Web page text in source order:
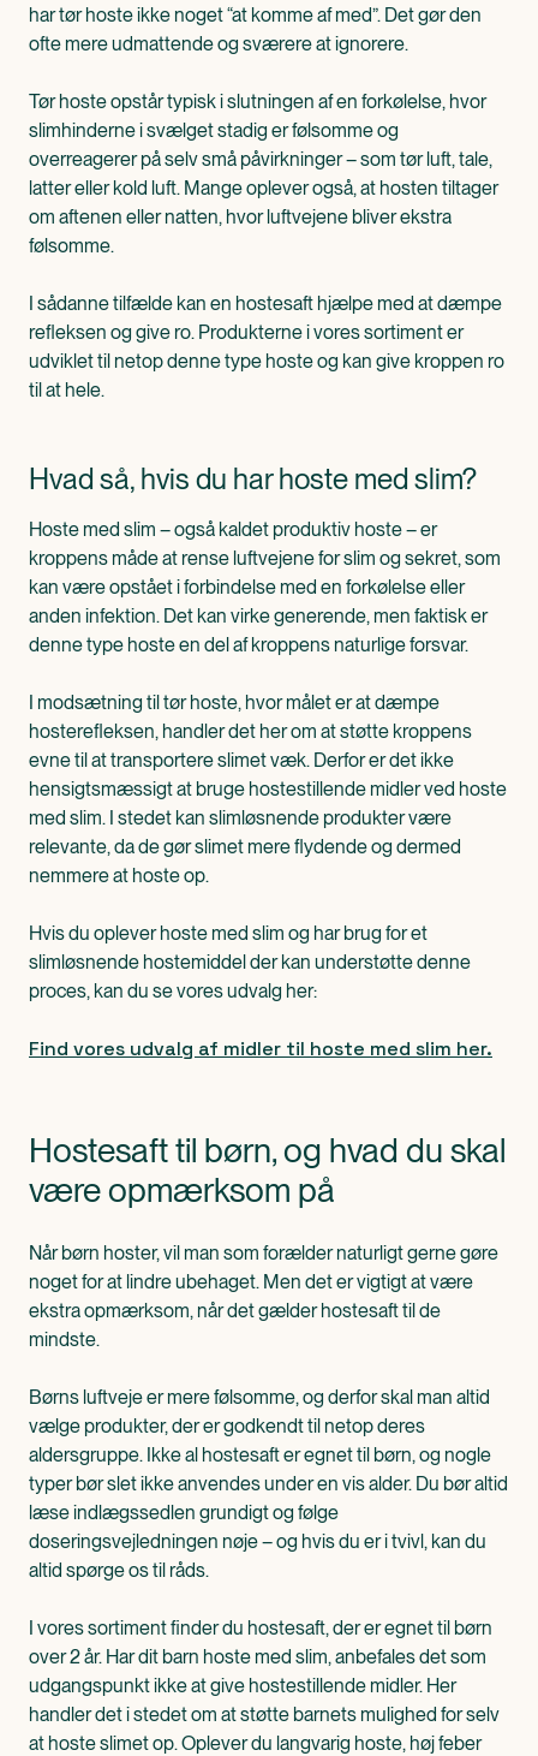
har tør hoste ikke noget “at komme af med”. Det gør den
ofte mere udmattende og sværere at ignorere.
Tør hoste opstår typisk i slutningen af en forkølelse, hvor
slimhinderne i svælget stadig er følsomme og
overreagerer på selv små påvirkninger – som tør luft, tale,
latter eller kold luft. Mange oplever også, at hosten tiltager
om aftenen eller natten, hvor luftvejene bliver ekstra
følsomme.
I sådanne tilfælde kan en hostesaft hjælpe med at dæmpe
refleksen og give ro. Produkterne i vores sortiment er
udviklet til netop denne type hoste og kan give kroppen ro
til at hele.
Hvad så, hvis du har hoste med slim?
Hoste med slim – også kaldet produktiv hoste – er
kroppens måde at rense luftvejene for slim og sekret, som
kan være opstået i forbindelse med en forkølelse eller
anden infektion. Det kan virke generende, men faktisk er
denne type hoste en del af kroppens naturlige forsvar.
I modsætning til tør hoste, hvor målet er at dæmpe
hosterefleksen, handler det her om at støtte kroppens
evne til at transportere slimet væk. Derfor er det ikke
hensigtsmæssigt at bruge hostestillende midler ved hoste
med slim. I stedet kan slimløsnende produkter være
relevante, da de gør slimet mere flydende og dermed
nemmere at hoste op.
Hvis du oplever hoste med slim og har brug for et
slimløsnende hostemiddel der kan understøtte denne
proces, kan du se vores udvalg her:
Find vores udvalg af midler til hoste med slim her.
Hostesaft til børn, og hvad du skal
være opmærksom på
Når børn hoster, vil man som forælder naturligt gerne gøre
noget for at lindre ubehaget. Men det er vigtigt at være
ekstra opmærksom, når det gælder hostesaft til de
mindste.
Børns luftveje er mere følsomme, og derfor skal man altid
vælge produkter, der er godkendt til netop deres
aldersgruppe. Ikke al hostesaft er egnet til børn, og nogle
typer bør slet ikke anvendes under en vis alder. Du bør altid
læse indlægssedlen grundigt og følge
doseringsvejledningen nøje – og hvis du er i tvivl, kan du
altid spørge os til råds.
I vores sortiment finder du hostesaft, der er egnet til børn
over 2 år. Har dit barn hoste med slim, anbefales det som
udgangspunkt ikke at give hostestillende midler. Her
handler det i stedet om at støtte barnets mulighed for selv
at hoste slimet op. Oplever du langvarig hoste, høj feber